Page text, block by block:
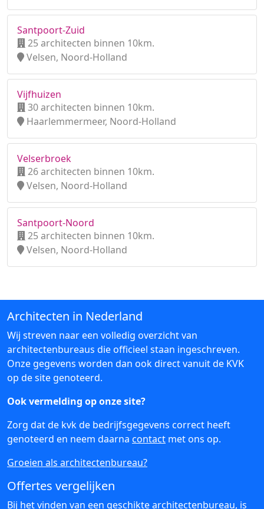
Santpoort-Zuid
25 architecten binnen 10km.
Velsen, Noord-Holland
Vijfhuizen
30 architecten binnen 10km.
Haarlemmermeer, Noord-Holland
Velserbroek
26 architecten binnen 10km.
Velsen, Noord-Holland
Santpoort-Noord
25 architecten binnen 10km.
Velsen, Noord-Holland
Architecten in Nederland
Wij streven naar een volledig overzicht van
architectenbureaus die officieel staan ingeschreven.
Onze gegevens worden dan ook direct vanuit de KVK
op de site genoteerd.
Ook vermelding op onze site?
Zorg dat de kvk de bedrijfsgegevens correct heeft
genoteerd en neem daarna contact met ons op.
Groeien als architectenbureau?
Offertes vergelijken
Bij het vinden van een geschikte architectenbureau, is